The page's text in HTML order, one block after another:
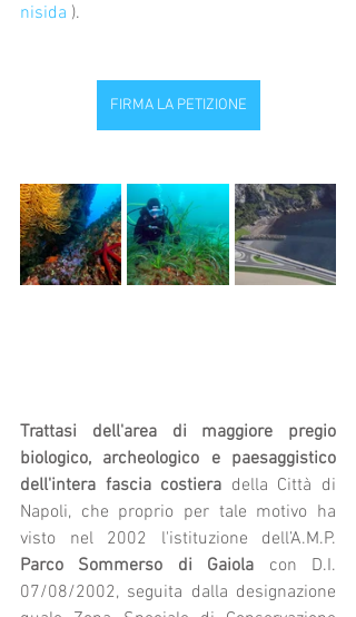
nisida ).
FIRMA LA PETIZIONE
Trattasi dell'area di maggiore pregio
biologico, archeologico e paesaggistico
dell'intera fascia costiera della Città di
Napoli, che proprio per tale motivo ha
Parco Sommerso di Gaiola con D.I.
07/08/2002, seguita dalla designazione